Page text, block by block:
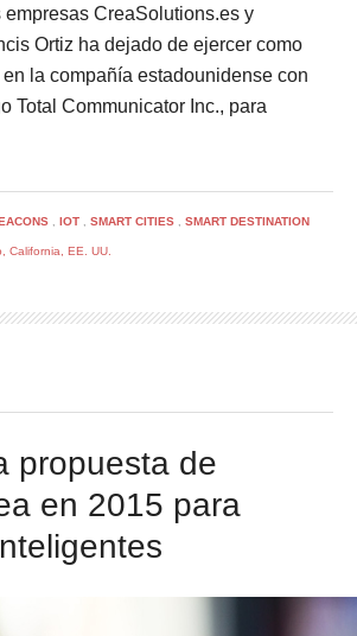
empresas CreaSolutions.es y
Ortiz ha dejado de ejercer como
la compañía estadounidense con
Total Communicator Inc., para
, IOT , SMART CITIES , SMART DESTINATION
California, EE. UU.
propuesta de
en 2015 para